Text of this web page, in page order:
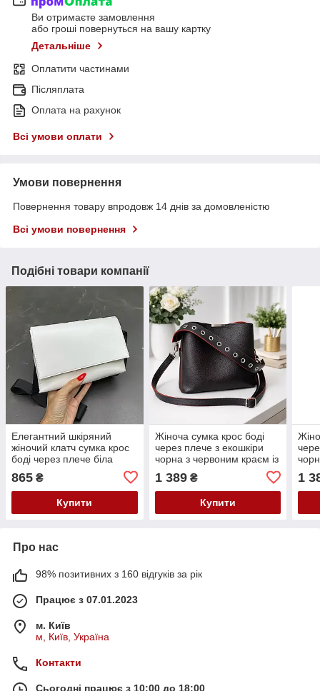
Ви отримаєте замовлення
або гроші повернуться на вашу картку
Детальніше
Оплатити частинами
Післяплата
Оплата на рахунок
Всі умови оплати
Умови повернення
Повернення товару впродовж 14 днів за домовленістю
Всі умови повернення
Подібні товари компанії
Елегантний шкіряний
жіночий клатч сумка крос
боді через плече біла
широкому ремені
екошкіра
865 ₴
Купити
Жіноча сумка крос боді
через плече з екошкіри
чорна з червоним краєм із
ременем
1 389₴
Купити
1
Про нас
98% позитивних з 160 відгуків за рік
Працює з 07.01.2023
м. Київ
м, Київ, Україна
Контакти
Сьогодні працює з 10:00 до 18:00